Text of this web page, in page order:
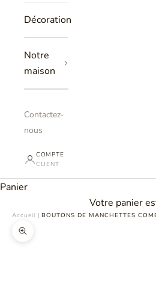
Décoration
Notre
maison
Contactez-
nous
COMPTE
CLIENT
Panier
Votre panier
Accueil | BOUTONS DE MANCHETTES
Zoomer sur l'image